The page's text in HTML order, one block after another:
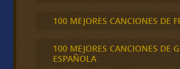
100 MEJORES CANCIONES DE
100 MEJORES CANCIONES DE
ESPAÑOLA